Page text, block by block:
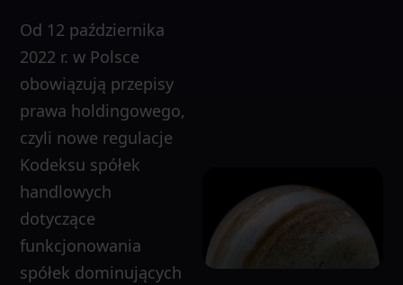
Od 12 października
2022 r. w Polsce
obowiązują przepisy
prawa holdingowego,
czyli nowe regulacje
Kodeksu spółek
handlowych
dotyczące
funkcjonowania
spółek dominujących